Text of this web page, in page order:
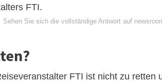
FTI.
Sehen Sie sich die vollständige Antwort auf
FTI ist nicht zu retten